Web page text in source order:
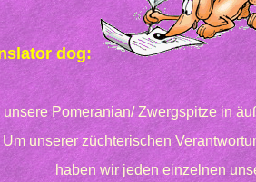
dog:
Pomeranian/ Zwergspitze in
​Um unserer züchterischen
haben wir jeden einzelnen